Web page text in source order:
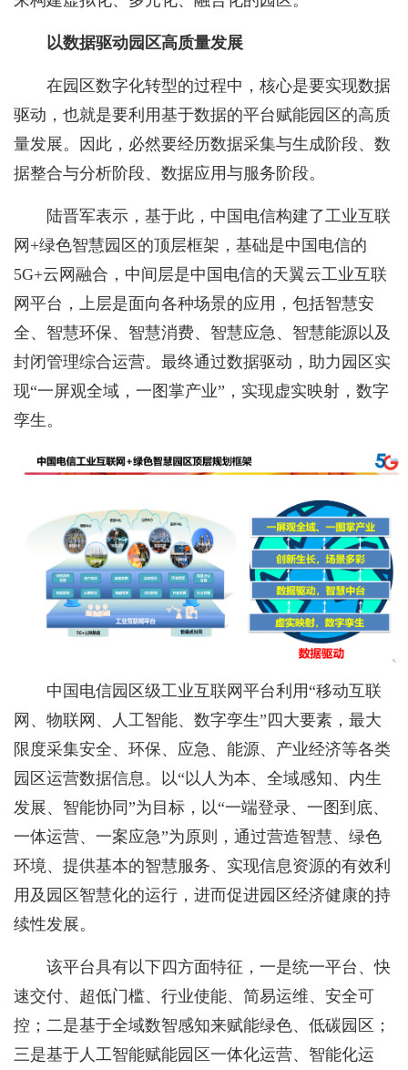
以数据驱动园区高质量发展
在园区数字化转型的过程中，核心是要实现数据
驱动，也就是要利用基于数据的平台赋能园区的高质
量发展。因此，必然要经历数据采集与生成阶段、数
据整合与分析阶段、数据应用与服务阶段。
陆晋军表示，基于此，中国电信构建了工业互联
网+绿色智慧园区的顶层框架，基础是中国电信的
5G+云网融合，中间层是中国电信的天翼云工业互联
网平台，上层是面向各种场景的应用，包括智慧安
全、智慧环保、智慧消费、智慧应急、智慧能源以及
封闭管理综合运营。最终通过数据驱动，助力园区实
现“一屏观全域，一图掌产业”，实现虚实映射，数字
孪生。
中国电信园区级工业互联网平台利用“移动互联
网、物联网、人工智能、数字孪生”四大要素，最大
限度采集安全、环保、应急、能源、产业经济等各类
园区运营数据信息。以“以人为本、全域感知、内生
发展、智能协同”为目标，以“一端登录、一图到底、
一体运营、一案应急”为原则，通过营造智慧、绿色
环境、提供基本的智慧服务、实现信息资源的有效利
用及园区智慧化的运行，进而促进园区经济健康的持
续性发展。
该平台具有以下四方面特征，一是统一平台、快
速交付、超低门槛、行业使能、简易运维、安全可
控；二是基于全域数智感知来赋能绿色、低碳园区；
三是基于人工智能赋能园区一体化运营、智能化运